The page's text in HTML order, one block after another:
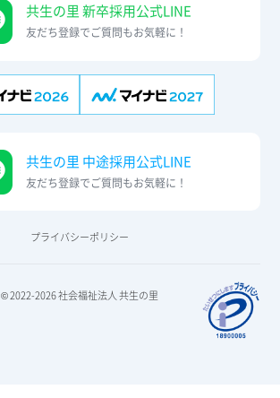
共生の里 新卒採用公式LINE
友だち登録でご質問もお気軽に！
共生の里 中途採用公式LINE
友だち登録でご質問もお気軽に！
プライバシーポリシー
© 2022-2026 社会福祉法人 共生の里